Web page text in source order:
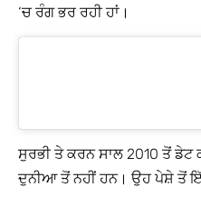
‘ਚ ਰੰਗ ਭਰ ਰਹੀ ਹਾਂ।
ਸੁਰਭੀ ਤੇ ਕਰਨ ਸਾਲ 2010 ਤੋਂ
ਦੁਨੀਆ ਤੋਂ ਨਹੀਂ ਹਨ। ਉਹ ਪੇਸ਼ੇ ਤੋਂ